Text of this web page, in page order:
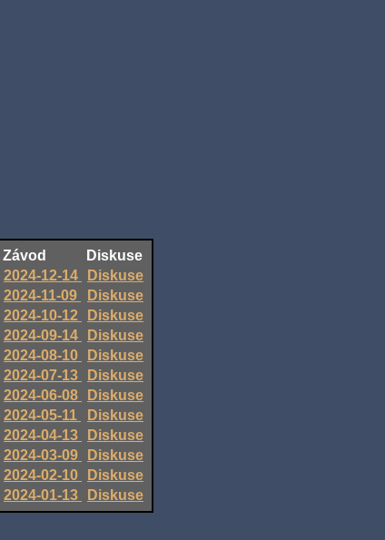
Závod
Diskuse
2024-12-14
Diskuse
2024-11-09
Diskuse
2024-10-12
Diskuse
2024-09-14
Diskuse
2024-08-10
Diskuse
2024-07-13
Diskuse
2024-06-08
Diskuse
2024-05-11
Diskuse
2024-04-13
Diskuse
2024-03-09
Diskuse
2024-02-10
Diskuse
2024-01-13
Diskuse